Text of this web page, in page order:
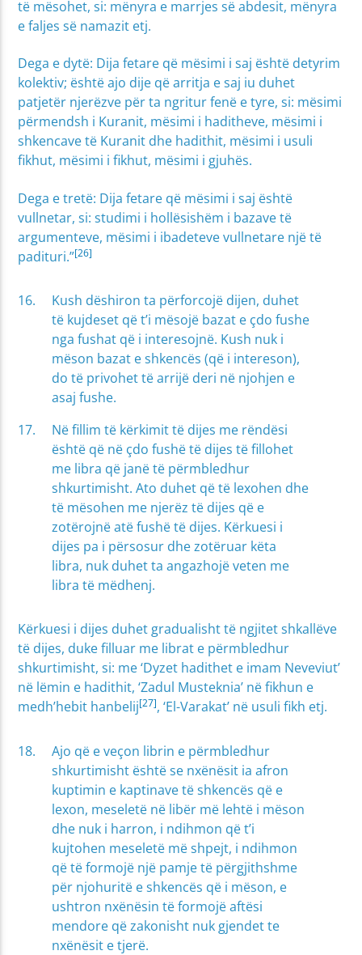
të mësohet, si: mënyra e marrjes së abdesit, mënyra
e faljes së namazit etj.
Dega e dytë: Dija fetare që mësimi i saj është detyrim
kolektiv; është ajo dije që arritja e saj iu duhet
patjetër njerëzve për ta ngritur fenë e tyre, si: mësimi
përmendsh i Kuranit, mësimi i haditheve, mësimi i
shkencave të Kuranit dhe hadithit, mësimi i usuli
fikhut, mësimi i fikhut, mësimi i gjuhës.
Dega e tretë: Dija fetare që mësimi i saj është
vullnetar, si: studimi i hollësishëm i bazave të
argumenteve, mësimi i ibadeteve vullnetare një të
padituri.”[26]
Kush dëshiron ta përforcojë dijen, duhet
të kujdeset që t’i mësojë bazat e çdo fushe
nga fushat që i interesojnë. Kush nuk i
mëson bazat e shkencës (që i intereson),
do të privohet të arrijë deri në njohjen e
asaj fushe.
Në fillim të kërkimit të dijes me rëndësi
është që në çdo fushë të dijes të fillohet
me libra që janë të përmbledhur
shkurtimisht. Ato duhet që të lexohen dhe
të mësohen me njerëz të dijes që e
zotërojnë atë fushë të dijes. Kërkuesi i
dijes pa i përsosur dhe zotëruar këta
libra, nuk duhet ta angazhojë veten me
libra të mëdhenj.
Kërkuesi i dijes duhet gradualisht të ngjitet shkallëve
të dijes, duke filluar me librat e përmbledhur
shkurtimisht, si: me ‘Dyzet hadithet e imam Neveviut’
në lëmin e hadithit, ‘Zadul Musteknia’ në fikhun e
medh’hebit hanbelij[27], ‘El-Varakat’ në usuli fikh etj.
Ajo që e veçon librin e përmbledhur
shkurtimisht është se nxënësit ia afron
kuptimin e kaptinave të shkencës që e
lexon, meseletë në libër më lehtë i mëson
dhe nuk i harron, i ndihmon që t’i
kujtohen meseletë më shpejt, i ndihmon
që të formojë një pamje të përgjithshme
për njohuritë e shkencës që i mëson, e
ushtron nxënësin të formojë aftësi
mendore që zakonisht nuk gjendet te
nxënësit e tjerë.